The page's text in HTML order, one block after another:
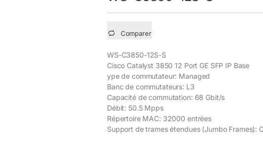
Comparer
WS-C3850-12S-S
Cisco Catalyst 3850 12 Port GE SFP IP Base
ype de commutateur: Managed
Banc de commutateurs: L3
Capacité de commutation: 68 Gbit/s
Débit: 50.5 Mpps
Répertoire MAC: 32000 entrées
Support de trames étendues (Jumbo Frames):